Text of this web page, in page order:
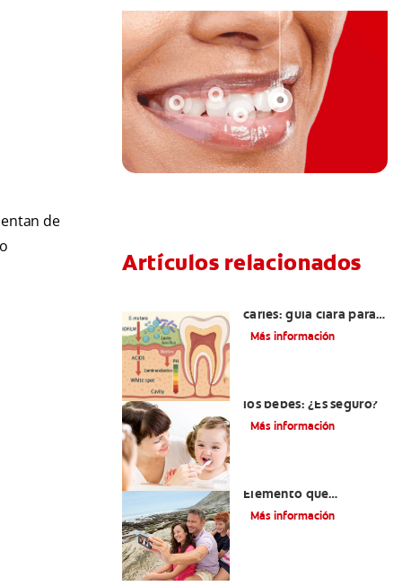
de
Artículos relacionados
caries: guía clara para
entenderlas y frenarlas
Más información
los bebés: ¿Es seguro?
Más información
Elemento que
fortalece los dientes
Más información